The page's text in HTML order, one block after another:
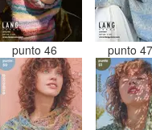
punto 46 punto 47